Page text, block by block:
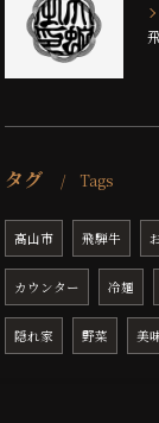
タグ Tags
高山市 飛騨牛
カウンター 冷麺
隠れ家 野菜 美